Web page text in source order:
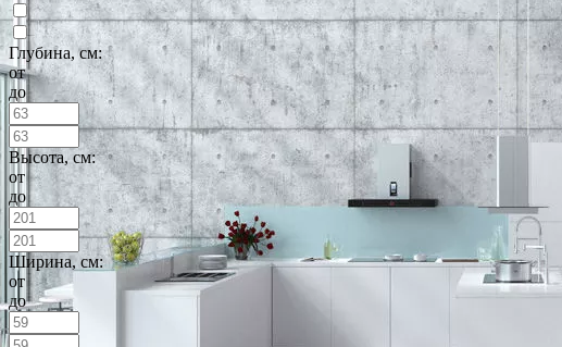
Глубина, см:
от
до
Высота, см:
от
до
Ширина, см:
от
до